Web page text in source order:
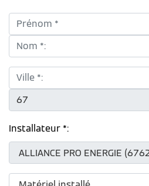
Prénom *:
Nom *:
Ville *:
CP *:
Installateur *: